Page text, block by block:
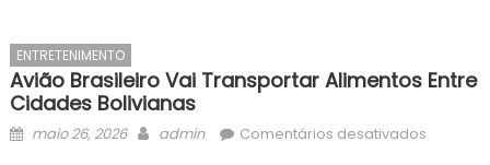
ENTRETENIMENTO
Avião Brasileiro Vai Transportar Alimentos Entre
Cidades Bolivianas
Posted
maio 26, 2026 Author
admin Comentários desativadosem